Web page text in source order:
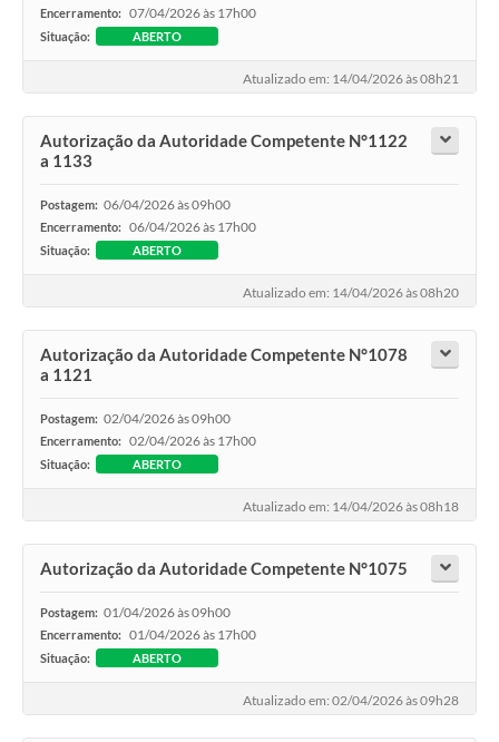
Encerramento: 07/04/2026 às 17h00
Situação: ABERTO
Atualizado em: 14/04/2026 às 08h21
Autorização da Autoridade Competente N°1122
a 1133
Postagem: 06/04/2026 às 09h00
Encerramento: 06/04/2026 às 17h00
Situação: ABERTO
Atualizado em: 14/04/2026 às 08h20
Autorização da Autoridade Competente N°1078
a 1121
Postagem: 02/04/2026 às 09h00
Encerramento: 02/04/2026 às 17h00
Situação: ABERTO
Atualizado em: 14/04/2026 às 08h18
Autorização da Autoridade Competente N°1075
Postagem: 01/04/2026 às 09h00
Encerramento: 01/04/2026 às 17h00
Situação: ABERTO
Atualizado em: 02/04/2026 às 09h28